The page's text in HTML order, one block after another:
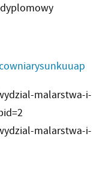
malarstwa-i-
malarstwa-i-